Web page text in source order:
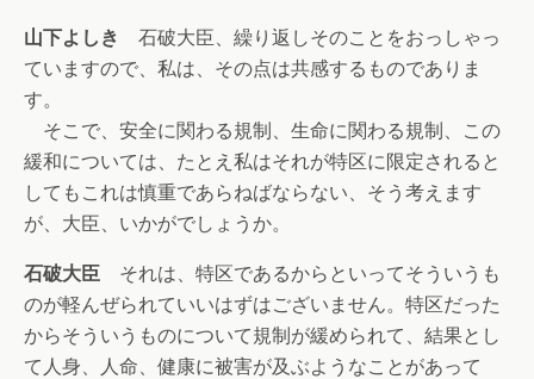
山下よしき
石破大臣、繰り返しそのことをおっしゃっ
ていますので、私は、その点は共感するものでありま
す。
そこで、安全に関わる規制、生命に関わる規制、この
緩和については、たとえ私はそれが特区に限定されると
してもこれは慎重であらねばならない、そう考えます
が、大臣、いかがでしょうか。
石破大臣 それは、特区であるからといってそういうも
のが軽んぜられていいはずはございません。特区だった
からそういうものについて規制が緩められて、結果とし
て人身、人命、健康に被害が及ぶようなことがあって